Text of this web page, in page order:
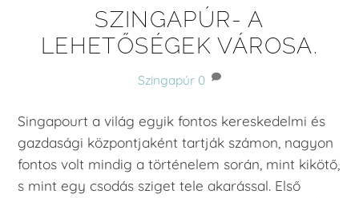
SZINGAPÚR- A
LEHETŐSÉGEK VÁROSA.
Szingapúr 0
Singapourt a világ egyik fontos kereskedelmi és
gazdasági központjaként tartják számon, nagyon
fontos volt mindig a történelem során, mint kikötő,
s mint egy csodás sziget tele akarással. Első